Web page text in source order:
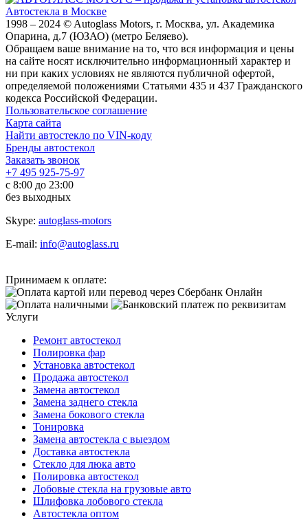
Автостекла в Москве
1998 – 2024 © Autoglass Motors, г. Москва, ул. Академика
Опарина, д.7 (ЮЗАО) (метро Беляево).
Обращаем ваше внимание на то, что вся информация и цены
на сайте носят исключительно информационный характер и
ни при каких условиях не являются публичной офертой,
определяемой положениями Статьями 435 и 437 Гражданского
кодекса Российской Федерации.
Пользовательское соглашение
Карта сайта
Найти автостекло по VIN-коду
Бренды автостекол
Заказать звонок
+7 495 925-75-97
с 8:00 до 23:00
без выходных
Skype: autoglass-motors
E-mail: info@autoglass.ru
Принимаем к оплате:
Услуги
Ремонт автостекол
Полировка фар
Установка автостекол
Продажа автостекол
Замена автостекол
Замена заднего стекла
Замена бокового стекла
Тонировка
Замена автостекла с выездом
Доставка автостекла
Стекло для люка авто
Полировка автостекол
Лобовые стекла на грузовые авто
Шлифовка лобового стекла
Автостекла оптом